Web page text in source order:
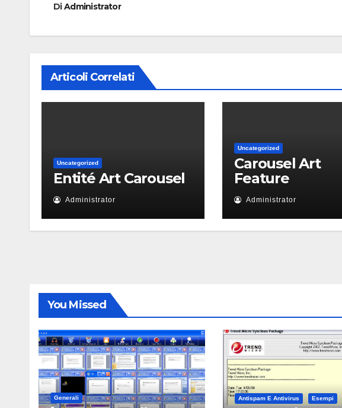
DiAdministrator
Articoli Correlati
Uncategorized
Entité Art Carousel
Administrator
Uncategorized
Carousel Art
Feature
Administrator
You Missed
Generali Antispam E Antivirus Esempi